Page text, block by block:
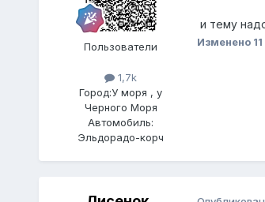
Пользователи
1,7k
Город:У моря , у
Черного Моря
Автомобиль:
Эльдорадо-корч
и тему
Изменено